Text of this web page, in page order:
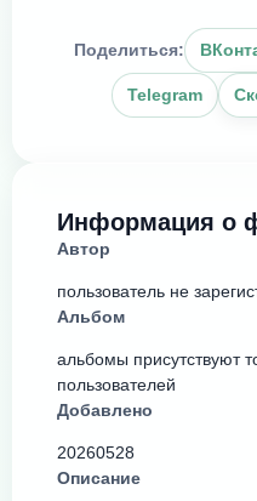
Поделиться:
Telegram
Информация о
Автор
пользователь не
Альбом
альбомы присутствуют
пользователей
Добавлено
20260528
Описание